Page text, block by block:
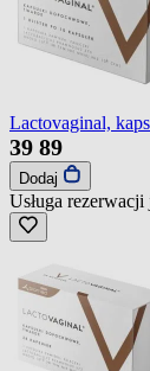
Lactovaginal,
39 89
Dodaj
Usługa rezerwacji